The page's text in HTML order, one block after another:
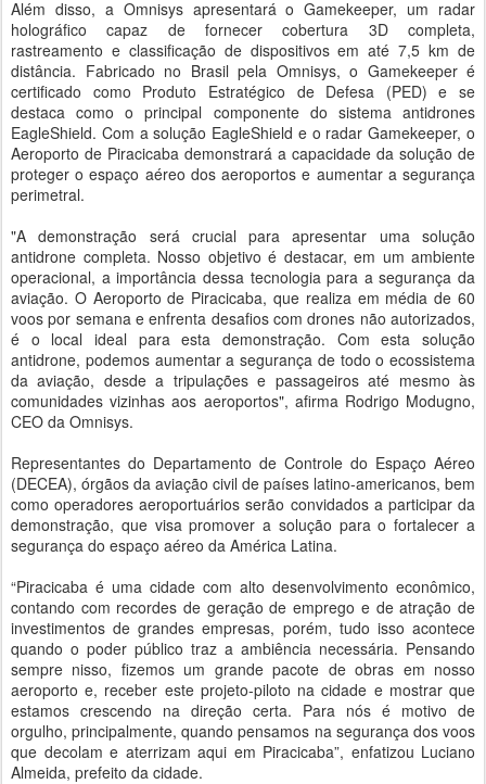
​Além disso, a Omnisys apresentará o Gamekeeper, um radar
holográfico capaz de fornecer cobertura 3D completa,
rastreamento e classificação de dispositivos em até 7,5 km de
distância. Fabricado no Brasil pela Omnisys, o Gamekeeper é
certificado como Produto Estratégico de Defesa (PED) e se
destaca como o principal componente do sistema antidrones
EagleShield. Com a solução EagleShield e o radar Gamekeeper, o
Aeroporto de Piracicaba demonstrará a capacidade da solução de
proteger o espaço aéreo dos aeroportos e aumentar a segurança
perimetral.
"A demonstração será crucial para apresentar uma solução
antidrone completa. Nosso objetivo é destacar, em um ambiente
operacional, a importância dessa tecnologia para a segurança da
aviação. O Aeroporto de Piracicaba, que realiza em média de 60
voos por semana e enfrenta desafios com drones não autorizados,
é o local ideal para esta demonstração. Com esta solução
antidrone, podemos aumentar a segurança de todo o ecossistema
da aviação, desde a tripulações e passageiros até mesmo às
comunidades vizinhas aos aeroportos", afirma Rodrigo Modugno,
CEO da Omnisys.
Representantes do Departamento de Controle do Espaço Aéreo
(DECEA), órgãos da aviação civil de países latino-americanos, bem
como operadores aeroportuários serão convidados a participar da
demonstração, que visa promover a solução para o fortalecer a
segurança do espaço aéreo da América Latina.
“Piracicaba é uma cidade com alto desenvolvimento econômico,
contando com recordes de geração de emprego e de atração de
investimentos de grandes empresas, porém, tudo isso acontece
quando o poder público traz a ambiência necessária. Pensando
sempre nisso, fizemos um grande pacote de obras em nosso
aeroporto e, receber este projeto-piloto na cidade e mostrar que
estamos crescendo na direção certa. Para nós é motivo de
orgulho, principalmente, quando pensamos na segurança dos voos
que decolam e aterrizam aqui em Piracicaba”, enfatizou Luciano
Almeida, prefeito da cidade.